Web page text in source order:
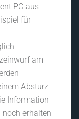
PC aus
für
am
Absturz
Information
erhalten